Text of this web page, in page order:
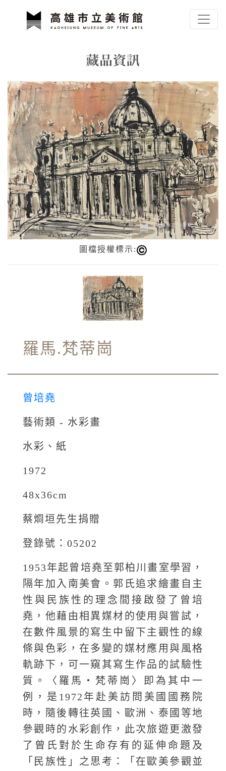
高雄市立美術館
網頁導覽
:::
圖檔授權標示:
羅馬.梵蒂崗
曾培堯
藝術類 - 水彩畫
水彩、紙
1972
48x36cm
蔡烱垣先生捐贈
登錄號：05202
1953年起曾培堯至郭柏川畫室學習，
隔年加入南美會。郭氏追求繪畫自主
性與民族性的理念間接啟發了曾培
堯，他藉由相異媒材的使用與嘗試，
在數件風景的寫生中留下主觀性的線
條與色彩，在多變的媒材應用與風格
軌跡下，可一窺其寫生作品的試驗性
質。〈羅馬‧梵蒂崗〉即為其中一
例，是1972年赴美訪問美國國務院
時，隨後轉往英國、歐洲、泰國等地
參觀時的水彩創作，此次旅遊更激發
了曾氏對於生命存有的延伸命題及
「民族性」之思考：「在歐美參觀並